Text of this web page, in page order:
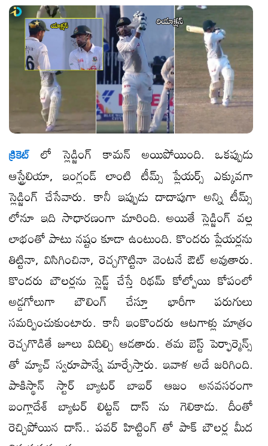
క్రికెట్ లో స్లెడ్జింగ్ కామన్ అయిపోయింది. ఒకప్పుడు
ఆస్ట్రేలియా, ఇంగ్లండ్ లాంటి టీమ్స్ ప్లేయర్స్ ఎక్కువగా
స్లెడ్జింగ్ చేసేవారు. కానీ ఇప్పుడు దాదాపుగా అన్ని టీమ్స్
లోనూ ఇది సాధారణంగా మారింది. అయితే స్లెడ్జింగ్ వల్ల
లాభంతో పాటు నష్టం కూడా ఉంటుంది. కొందరు ప్లేయర్లను
తిట్టినా, విసిగించినా, రెచ్చగొట్టినా వెంటనే ఔట్ అవుతారు.
కొందరు బౌలర్లను స్లెడ్జ్ చేస్తే రిథమ్ కోల్పోయి కోపంలో
అడ్డగోలుగా బౌలింగ్ చేస్తూ భారీగా పరుగులు
సమర్పించుకుంటారు. కానీ ఇంకొందరు ఆటగాళ్లు మాత్రం
రెచ్చగొడితే జూలు విదిల్చి ఆడతారు. తమ బెస్ట్ పెర్ఫార్మెన్స్
తో మ్యాచ్ స్వరూపాన్నే మార్చేస్తారు. ఇవాళ అదే జరిగింది.
పాకిస్థాన్ స్టార్ బ్యాటర్ బాబర్ ఆజం అనవసరంగా
బంగ్లాదేశ్ బ్యాటర్ లిట్టన్ దాస్ ను గెలికాడు. దీంతో
రెచ్చిపోయిన దాస్.. పవర్ హిట్టింగ్ తో పాక్ బౌలర్ల మీద